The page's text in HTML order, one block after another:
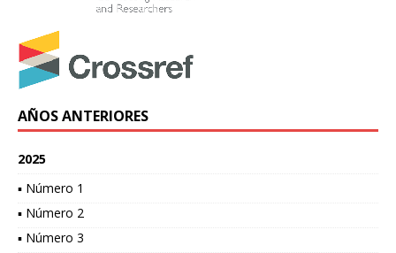
AÑOS ANTERIORES
2025
▪ Número 1
▪ Número 2
▪ Número 3